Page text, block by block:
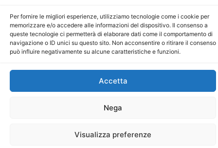
Per fornire le migliori esperienze, utilizziamo tecnologie come i cookie per
memorizzare e/o accedere alle informazioni del dispositivo. Il consenso a
queste tecnologie ci permetterà di elaborare dati come il comportamento di
navigazione o ID unici su questo sito. Non acconsentire o ritirare il consenso
può influire negativamente su alcune caratteristiche e funzioni.
Accetta
Nega
Visualizza preferenze